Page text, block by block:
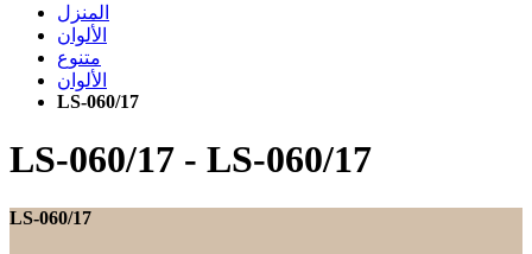
المنزل
الألوان
متنوع
الألوان
LS-060/17
LS-060/17 - LS-060/17
LS-060/17